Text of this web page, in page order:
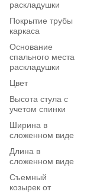
раскладушки
Покрытие трубы
каркаса
Основание
спального места
раскладушки
Цвет
Высота стула с
учетом спинки
Ширина в
сложенном виде
Длина в
сложенном виде
Съемный
козырек от